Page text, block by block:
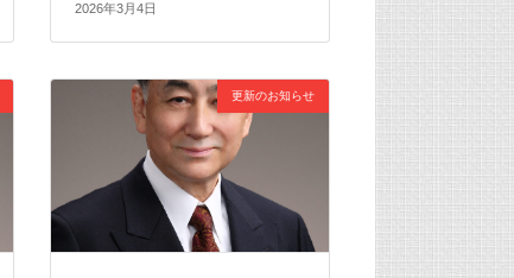
2026年3月4日
更新のお知らせ